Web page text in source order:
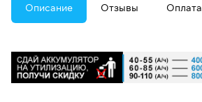
Описание Отзывы Оплата